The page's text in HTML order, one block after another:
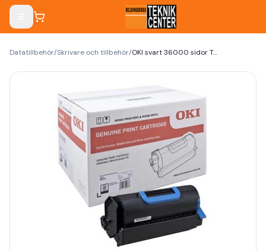
Datatillbehör/Skrivare och tillbehör/ OKI svart 36000 sidor Toner 45439002